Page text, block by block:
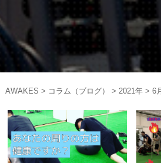
AWAKES > コラム（ブログ） > 2021年> 6月